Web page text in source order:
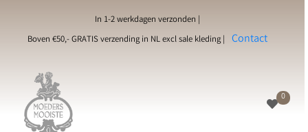
In 1-2 werkdagen verzonden |
Boven €50,- GRATIS verzending in NL excl sale kleding | Contact
0